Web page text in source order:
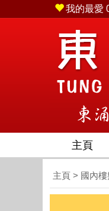
我的最愛
( 東涌海濱路
主頁
主頁 > 國內樓